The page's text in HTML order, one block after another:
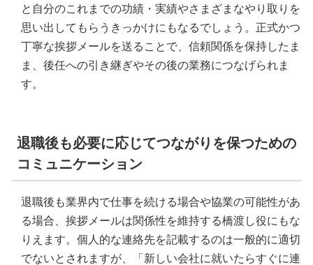
と自分のこれまでの功績・実績やさまざまなやり取りを
思い出してもらうきっかけにもなるでしょう。正式かつ
丁寧な挨拶メールを送ることで、信頼関係を保持したま
ま、後任への引き継ぎやその後の業務につなげられま
す。
退職後も必要に応じてつながりを保つための
コミュニケーション
退職後も業界内で仕事を続ける場合や協業の可能性があ
る場合、挨拶メールは関係性を維持する橋渡し役にもな
りえます。個人的な連絡先を記載するのは一般的に適切
でないとされますが、「新しい会社に就いたらすぐに連